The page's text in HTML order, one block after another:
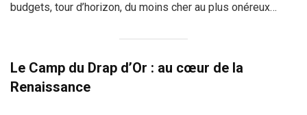
budgets, tour d’horizon, du moins cher au plus onéreux…
Le Camp du Drap d’Or : au cœur de la
Renaissance